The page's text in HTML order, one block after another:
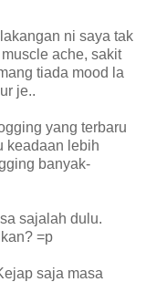
ni saya tak
ache, sakit
tiada mood la
je..
yang terbaru
keadaan lebih
banyak-
sajalah dulu.
=p
saja masa